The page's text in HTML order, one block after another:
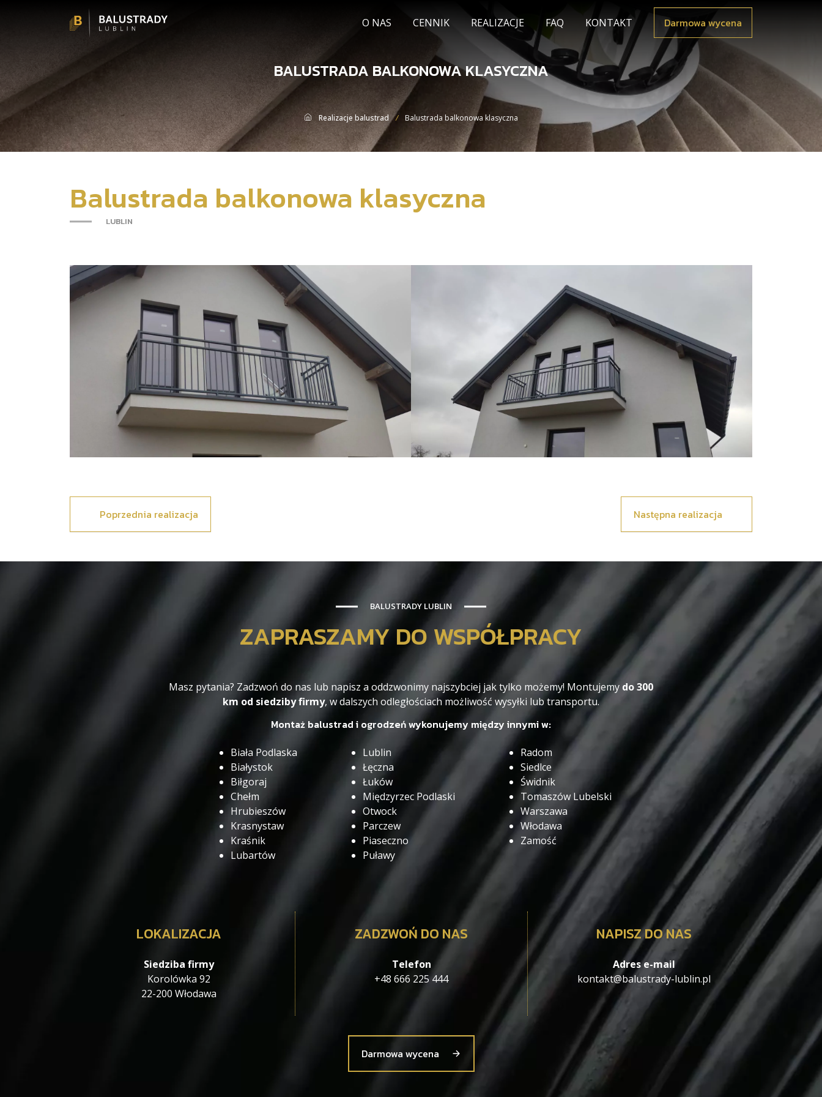
STRONA GŁÓWNA
O NAS CENNIK REALIZACJE FAQ KONTAKT Darmowa wycena
BALUSTRADA BALKONOWA KLASYCZNA
Realizacje balustrad Balustrada balkonowa klasyczna
Balustrada balkonowa klasyczna
- LUBLIN
Poprzednia realizacja Następna realizacja
BALUSTRADY LUBLIN
ZAPRASZAMY DO WSPÓŁPRACY
Masz pytania? Zadzwoń do nas lub napisz a oddzwonimy najszybciej jak tylko możemy! Montujemy do 300
km od siedziby firmy, w dalszych odległościach możliwość wysyłki lub transportu.
Montaż balustrad i ogrodzeń wykonujemy między innymi w:
Biała Podlaska
Białystok
Biłgoraj
Chełm
Hrubieszów
Krasnystaw
Kraśnik
Lubartów
Lublin
Łęczna
Łuków
Międzyrzec Podlaski
Otwock
Parczew
Piaseczno
Puławy
Radom
Siedlce
Świdnik
Tomaszów Lubelski
Warszawa
Włodawa
Zamość
LOKALIZACJA
Siedziba firmy
Korolówka 92
22-200 Włodawa
ZADZWOŃ DO NAS
Telefon
+48 666 225 444
NAPISZ DO NAS
Adres e-mail
kontakt@balustrady-lublin.pl
Darmowa wycena